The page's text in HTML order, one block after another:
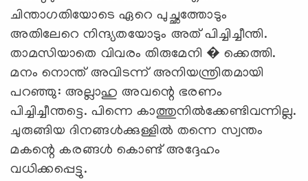
ചിന്താഗതിയോടെ ഏറെ പുച്ഛത്തോടും
അതിലേറെ നിന്ദ്യതയോടും അത്‌ പിച്ചിച്ചീന്തി.
താമസിയാതെ വിവരം തിരുമേനി � ക്കെത്തി.
മനം നൊന്ത്‌ അവിടന്ന്‌ അനിയന്ത്രിതമായി
പറഞ്ഞു: അല്ലാഹു അവന്റെ ഭരണം
പിച്ചിച്ചീന്തട്ടെ. പിന്നെ കാത്തുനിൽക്കേണ്ടിവന്നില്ല.
ചുരുങ്ങിയ ദിനങ്ങൾക്കുള്ളിൽ തന്നെ സ്വന്തം
മകന്റെ കരങ്ങൾ കൊണ്ട്‌ അദ്ദേഹം
വധിക്കപ്പെട്ടു.